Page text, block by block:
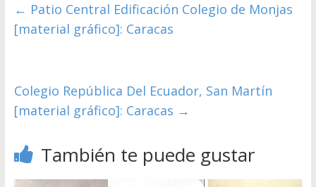
← Patio Central Edificación Colegio de Monjas
[material gráfico]: Caracas
Colegio República Del Ecuador, San Martín
[material gráfico]: Caracas →
También te puede gustar